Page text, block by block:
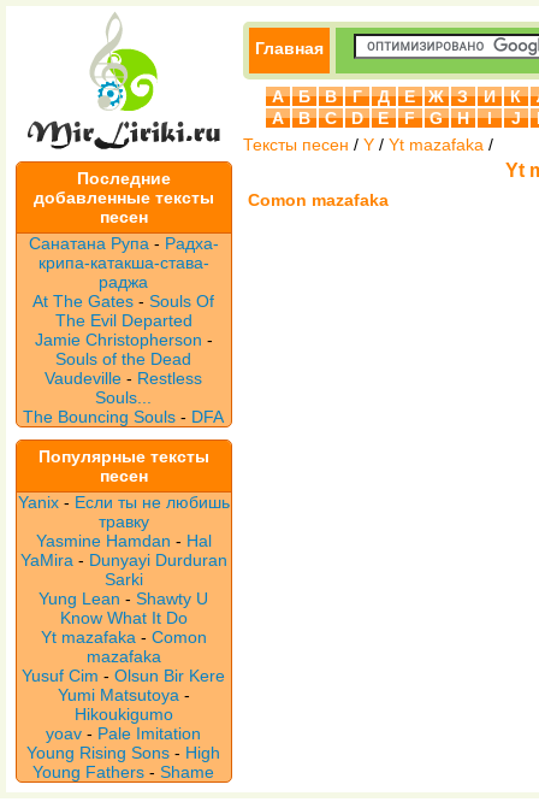
Последние
добавленные тексты
песен
Санатана Рупа - Радха-
крипа-катакша-става-
раджа
At The Gates -Souls Of
The Evil Departed
Jamie Christopherson -
Souls of the Dead
Vaudeville- Restless
Souls...
The Bouncing Souls - DFA
Популярные тексты
песен
Yanix - Если ты не любишь
травку
Yasmine Hamdan - Hal
YaMira - Dunyayi Durduran
Sarki
Yung Lean -Shawty U
Know What It Do
Yt mazafaka - Comon
mazafaka
Yusuf Cim -Olsun Bir Kere
Yumi Matsutoya -
Hikoukigumo
yoav - Pale Imitation
Young Rising Sons - High
Young Fathers -Shame
Главная
А Б В Г Д Е Ж З И К
A
B C D E F G H I J
Тексты песен / Y / Yt mazafaka /
Yt
Comon mazafaka